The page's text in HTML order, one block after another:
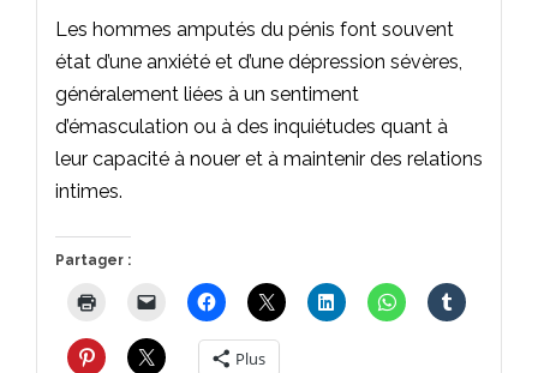
Les hommes amputés du pénis font souvent
état d’une anxiété et d’une dépression sévères,
généralement liées à un sentiment
d’émasculation ou à des inquiétudes quant à
leur capacité à nouer et à maintenir des relations
intimes.
Partager :
Plus